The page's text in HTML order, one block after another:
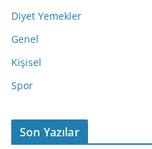
Diyet Yemekler
Genel
Kişisel
Spor
Son Yazılar